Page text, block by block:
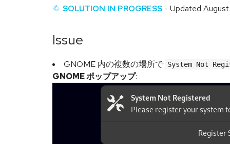
SOLUTION IN PROGRESS - Updated
Issue
GNOME 内の複数の場所で System Not
GNOME ポップアップ: